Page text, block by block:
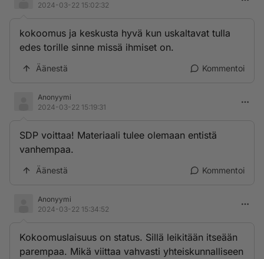
2024-03-22 15:02:32
kokoomus ja keskusta hyvä kun uskaltavat tulla
edes torille sinne missä ihmiset on.
Äänestä Kommentoi
Anonyymi
2024-03-22 15:19:31
SDP voittaa! Materiaali tulee olemaan entistä
vanhempaa.
Äänestä Kommentoi
Anonyymi
2024-03-22 15:34:52
Kokoomuslaisuus on status. Sillä leikitään itseään
parempaa. Mikä viittaa vahvasti yhteiskunnalliseen